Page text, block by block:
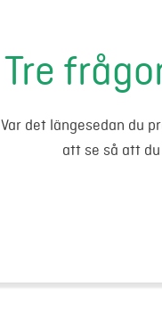
Tre
Var det längesedan du
att se så att